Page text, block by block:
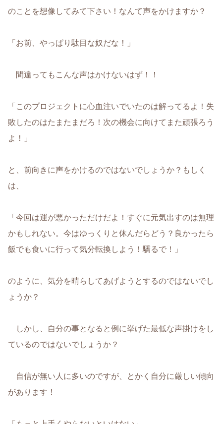
のことを想像してみて下さい！なんて声をかけますか？
「お前、やっぱり駄目な奴だな！」
間違ってもこんな声はかけないはず！！
「このプロジェクトに心血注いでいたのは解ってるよ！失
敗したのはたまたまだろ！次の機会に向けてまた頑張ろう
よ！」
と、前向きに声をかけるのではないでしょうか？もしく
は、
「今回は運が悪かっただけだよ！すぐに元気出すのは無理
かもしれない。今はゆっくりと休んだらどう？良かったら
飯でも食いに行って気分転換しよう！驕るで！」
のように、気分を晴らしてあげようとするのではないでし
ょうか？
しかし、自分の事となると例に挙げた最低な声掛けをし
ているのではないでしょうか？
自信が無い人に多いのですが、とかく自分に厳しい傾向
があります！